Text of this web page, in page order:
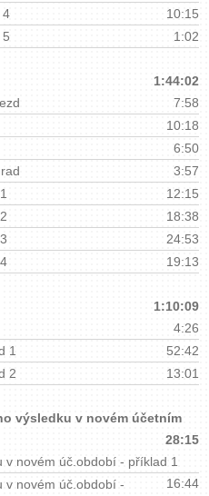
4
10:15
1:02
1:44:02
7:58
10:18
6:50
3:57
12:15
18:38
24:53
19:13
1:10:09
4:26
1
52:42
2 13:01
výsledku v novém účetním
28:15
v novém úč.období - příklad 1
16:44
v novém úč.období -